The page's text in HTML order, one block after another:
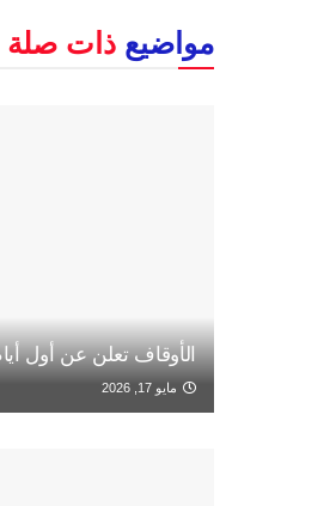
مواضيع ذات صلة
الأوقاف تعلن عن أول
مايو 17, 2026